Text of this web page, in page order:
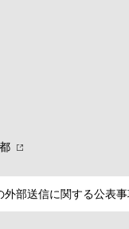
外部送信に関する公表